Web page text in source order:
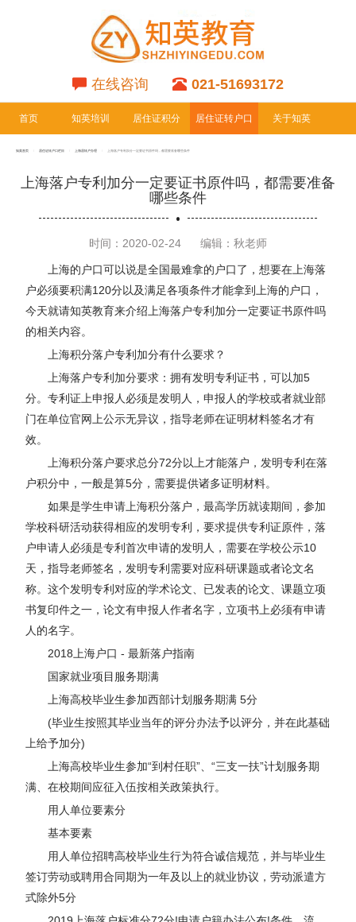
在线咨询 021-51693172
首页 知英培训 居住证积分
专栏
居住证转户口 关于知英
知英首页 居住证转户口栏目 上海居转户办理 上海落户专利加分一定要证书原件吗，都需要准备哪些条件
上海落户专利加分一定要证书原件吗，都需要准备
哪些条件
时间：2020-02-24 编辑：秋老师
上海的户口可以说是全国最难拿的户口了，想要在上海落
户必须要积满120分以及满足各项条件才能拿到上海的户口，
今天就请知英教育来介绍上海落户专利加分一定要证书原件吗
的相关内容。
上海积分落户专利加分有什么要求？
上海落户专利加分要求：拥有发明专利证书，可以加5
分。专利证上申报人必须是发明人，申报人的学校或者就业部
门在单位官网上公示无异议，指导老师在证明材料签名才有
效。
上海积分落户要求总分72分以上才能落户，发明专利在落
户积分中，一般是算5分，需要提供诸多证明材料。
如果是学生申请上海积分落户，最高学历就读期间，参加
学校科研活动获得相应的发明专利，要求提供专利证原件，落
户申请人必须是专利首次申请的发明人，需要在学校公示10
天，指导老师签名，发明专利需要对应科研课题或者论文名
称。这个发明专利对应的学术论文、已发表的论文、课题立项
书复印件之一，论文有申报人作者名字，立项书上必须有申请
人的名字。
2018上海户口 - 最新落户指南
国家就业项目服务期满
上海高校毕业生参加西部计划服务期满 5分
(毕业生按照其毕业当年的评分办法予以评分，并在此基础
上给予加分)
上海高校毕业生参加“到村任职”、“三支一扶”计划服务期
满、在校期间应征入伍按相关政策执行。
用人单位要素分
基本要素
用人单位招聘高校毕业生行为符合诚信规范，并与毕业生
签订劳动或聘用合同期为一年及以上的就业协议，劳动派遣方
式除外5分